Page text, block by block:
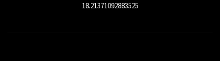
18.21371092883525